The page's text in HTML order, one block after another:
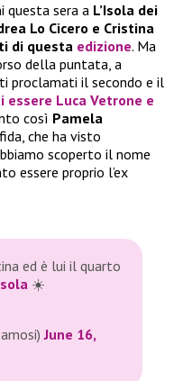
questa sera a L’Isola dei
Lo Cicero e Cristina
di questa edizione. Ma
della puntata, a
proclamati il secondo e il
essere Luca Vetrone e
così Pamela
che ha visto
scoperto il nome
essere proprio l’ex
ed è lui il quarto
☀️
June 16,